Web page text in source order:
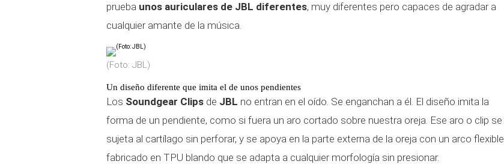
prueba unos auriculares de JBL diferentes, muy diferentes pero capaces de agradar a
cualquier amante de la música.
(Foto: JBL)
Un diseño diferente que imita el de unos pendientes
Los Soundgear Clips de JBL no entran en el oído. Se enganchan a él. El diseño imita la
forma de un pendiente, como si fuera un aro cortado sobre nuestra oreja. Ese aro o clip se
sujeta al cartílago sin perforar, y se apoya en la parte externa de la oreja con un arco flexible
fabricado en TPU blando que se adapta a cualquier morfología sin presionar.